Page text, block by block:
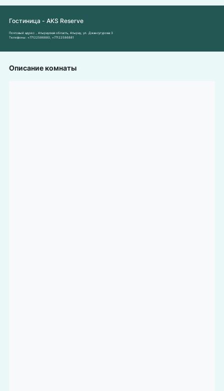
Гостиница - AKS Reserve
Почтовый адрес:
, Атырауская область, Атырау, ул. Джансугурова 3
Телефоны: +77122586880 +77122586881
Описание комнаты